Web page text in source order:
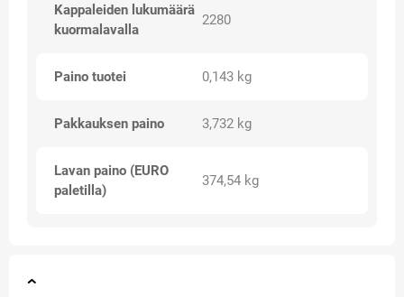
Kappaleiden lukumäärä
kuormalavalla
2280
Paino tuotei 0,143 kg
Pakkauksen paino 3,732 kg
Lavan paino (EURO
paletilla)
374,54 kg